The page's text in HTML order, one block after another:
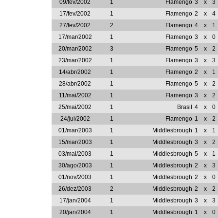
09/fev/2002 1 Flamengo 3 x
3
17/fev/2002
1 Flamengo 2 x
4
27/fev/2002
2 Flamengo 4 x
1
17/mar/2002
1 Flamengo 3 x
0
20/mar/2002
3 Flamengo 5 x
2
23/mar/2002
1 Flamengo 3 x
3
14/abr/2002
1 Flamengo 2 x
1
28/abr/2002
1 Flamengo 5 x
2
11/mai/2002
1 Flamengo 3 x
2
25/mai/2002
1 Brasil 4 x
0
24/jul/2002
1 Flamengo 1 x
2
01/mar/2003
1 Middlesbrough 1 x
1
15/mar/2003
1 Middlesbrough 3 x
2
03/mai/2003
1 Middlesbrough 5 x
1
30/ago/2003
1 Middlesbrough 2 x
3
01/nov/2003
1 Middlesbrough 2 x
0
26/dez/2003
2 Middlesbrough 2 x
2
17/jan/2004
1 Middlesbrough 3 x
3
20/jan/2004
1 Middlesbrough 1 x 0